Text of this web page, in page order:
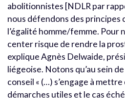
abolitionnistes [NDLR par
nous défendons des principes
l’égalité homme/femme. Pour
center risque de rendre la
explique Agnès Delwaide,
liégeoise. Notons qu’au sein
conseil « (…) s’engage à
démarches utiles et le cas